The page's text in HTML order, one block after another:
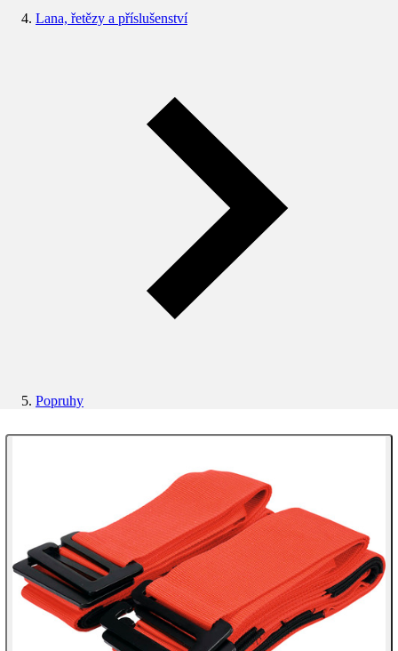
Lana, řetězy a příslušenství
Popruhy